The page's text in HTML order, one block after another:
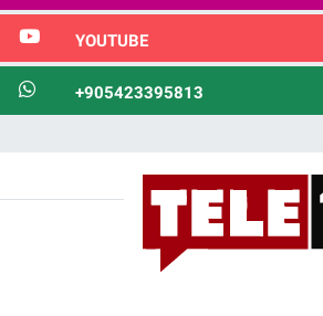
YOUTUBE
+905423395813